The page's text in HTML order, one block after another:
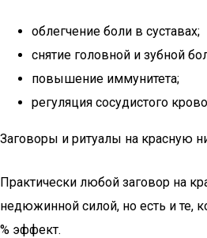
облегчение боли в суставах;
снятие головной и зубной
повышение иммунитета;
регуляция сосудистого
Заговоры и ритуалы на красную
Практически любой заговор на
недюжинной силой, но есть и те,
% эффект.